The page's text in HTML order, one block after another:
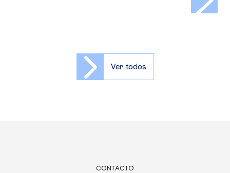
Ver todos
CONTACTO